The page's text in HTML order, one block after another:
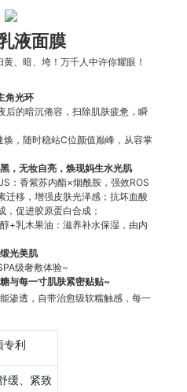
液面膜
、暗、垮！万千人中许你耀眼！
角光环
后的暗沉倦容，扫除肌肤疲惫，瞬
，随时稳站C位颜值巅峰，从容掌
，无妆自亮，焕现妈生水光肌
：香紫苏内酯×烟酰胺，强效ROS
迁移，增强皮肤光泽感；抗坏血酸
，促进胶原蛋白合成；
+乳木果油：滋养补水保湿，由内
光美肌
级奢敷体验~
与每一寸肌肤紧密贴贴~
渗透，自带治愈级软糯触感，每一
专利
缓、紧致